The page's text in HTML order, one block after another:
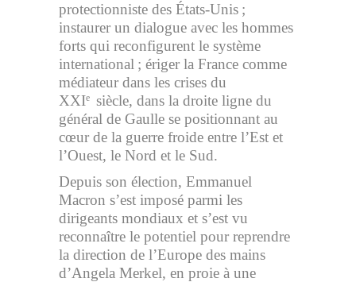
protectionniste des États-Unis ;
instaurer un dialogue avec les hommes
forts qui reconfigurent le système
international ; ériger la France comme
médiateur dans les crises du
XXIe
siècle, dans la droite ligne du
général de Gaulle se positionnant au
cœur de la guerre froide entre l’Est et
l’Ouest, le Nord et le Sud.
Depuis son élection, Emmanuel
Macron s’est imposé parmi les
dirigeants mondiaux et s’est vu
reconnaître le potentiel pour reprendre
la direction de l’Europe des mains
d’Angela Merkel, en proie à une